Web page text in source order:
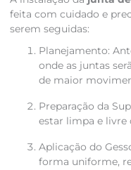
feita com cuidado e
serem seguidas:
Planejamento:
onde as juntas
de maior
Preparação da
estar limpa e livre
Aplicação do
forma uniforme,